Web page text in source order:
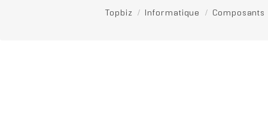
Topbiz Informatique Composants